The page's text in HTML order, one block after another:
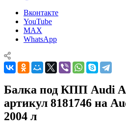
Вконтакте
YouTube
MAX
WhatsApp
Балка под КПП Audi
артикул 8181746 на
2004 л